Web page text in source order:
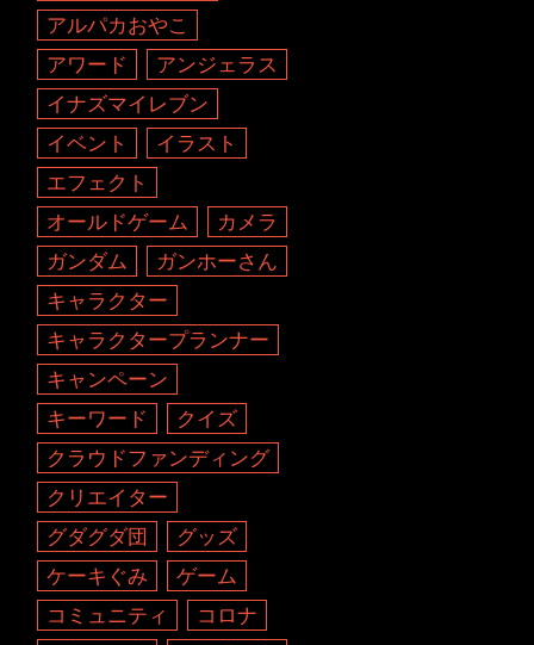
アルパカおやこ
アワード
アンジェラス
イナズマイレブン
イベント
イラスト
エフェクト
オールドゲーム
カメラ
ガンダム
ガンホーさん
キャラクター
キャラクタープランナー
キャンペーン
キーワード
クイズ
クラウドファンディング
クリエイター
グダグダ団
グッズ
ケーキぐみ
ゲーム
コミュニティ
コロナ